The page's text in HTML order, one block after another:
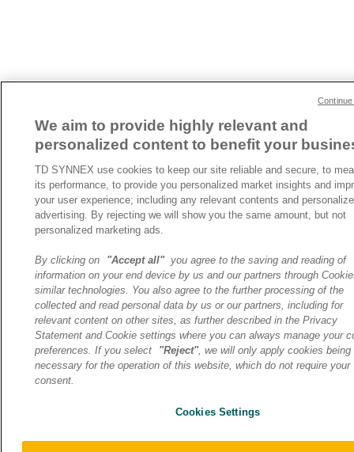
We aim to provide highly relevant and
personalized content to benefit your
TD SYNNEX use cookies to keep our site reliable and secure, to
its performance, to provide you personalized market insights and
your user experience; including any relevant contents and
advertising. By rejecting we will show you the same amount, but not
personalized marketing ads.
By clicking on "Accept all"you agree to the saving and reading of
information on your end device by us and our partners through
similar technologies. You also agree to the further processing of the
collected and read personal data by us or our partners, including for
relevant content on other sites, as further described in the Privacy
Statement and Cookie settings where you can always manage your
preferences. If you select
"Reject", we will only apply cookies being
necessary for the operation of this website, which do not require your
consent.
Cookies Settings